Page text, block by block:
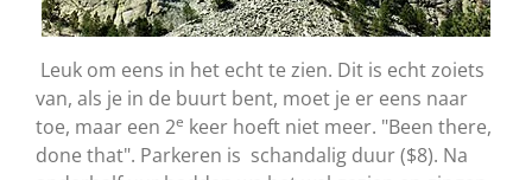
Leuk om eens in het echt te zien. Dit is echt zoiets
van, als je in de buurt bent, moet je er eens naar
toe, maar een 2e keer hoeft niet meer. "Been there,
done that". Parkeren is schandalig duur ($8). Na